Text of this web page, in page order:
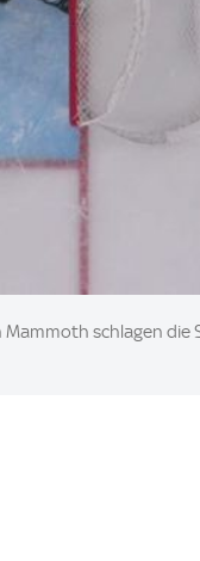
schlagen die